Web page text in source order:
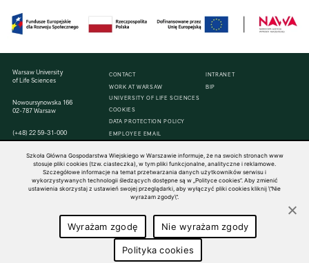
Warsaw University
of Life Sciences
Nowoursynowska 166
02-787 Warsaw
(+48) 2259-31-000
CONTACT
WORK AT WARSAW
UNIVERSITY OF LIFE SCIENCES
COOKIES
DATA PROTECTION POLICY
EMPLOYEE EMAIL
INTRANET
BIP
© 1816–2026 SGGW — ALL RIGHTS RESERVED
Szkoła Główna Gospodarstwa Wiejskiego w Warszawie informuje, że na swoich stronach www
stosuje pliki cookies (tzw. ciasteczka), w tym pliki funkcjonalne, analityczne i reklamowe.
Szczegółowe informacje na temat przetwarzania danych użytkowników serwisu i
wykorzystywanych technologii śledzących dostępne są w „Polityce cookies”. Aby zmienić
ustawienia skorzystaj z ustawień swojej przeglądarki, aby wyłączyć pliki cookies kliknij \"Nie
wyrażam zgody\".
Wyrażam zgodę Nie wyrażam zgody
Polityka cookies